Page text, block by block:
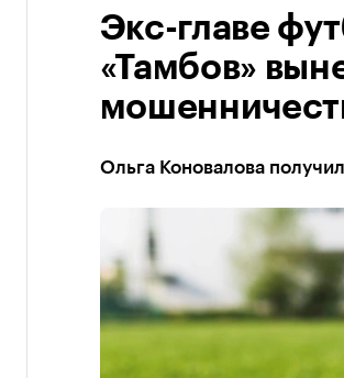
Экс-главе
«Тамбов»
Ольга Коновалова